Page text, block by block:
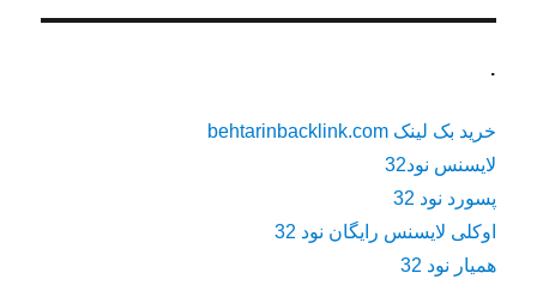
.
خرید بک لینک behtarinbacklink.com
لایسنس نود32
پسورد نود 32
اوکلی لایسنس رایگان نود 32
همیار نود 32